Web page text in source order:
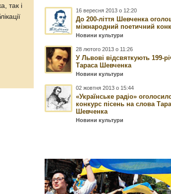
так і
16 вересня 2013 о 12:20
До 200-ліття Шевченка
міжнародний поетичний
Новини культури
28 лютого 2013 о 11:26
У Львові відсвяткують 199-
Тараса Шевченка
Новини культури
02 жовтня 2013 о 15:44
«Українське радіо»
конкурс пісень на слова
Шевченка
Новини культури